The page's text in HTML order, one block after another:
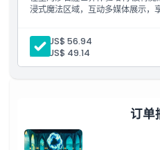
需要了解的事项
位置
浸式魔法区域，互动多媒体展示，
成人: US$ 56.94
儿童:
US$ 49.14
订单